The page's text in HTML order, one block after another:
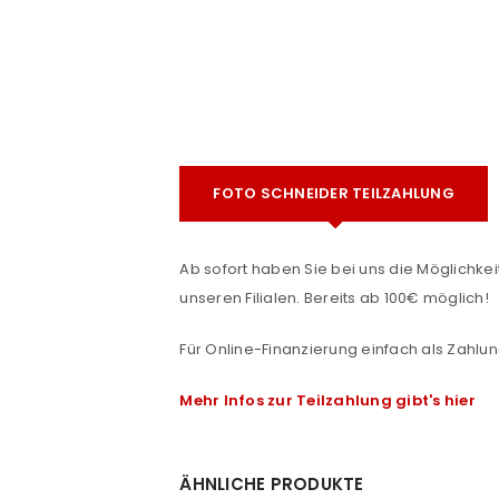
ANMELDEN
FOTO SCHNEIDER TEILZAHLUNG
Ab sofort haben Sie bei uns die
unseren Filialen. Bereits ab 100€ möglich!
Für Online-Finanzierung einfach als
Mehr Infos zur Teilzahlung gibt's hier
ÄHNLICHE PRODUKTE